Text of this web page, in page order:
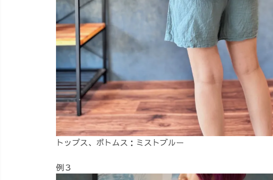
トップス、ボトムス：ミストブルー
例３